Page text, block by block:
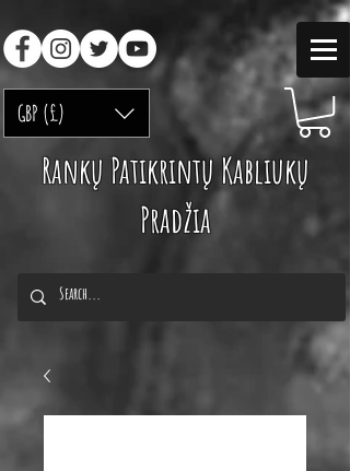
GBP (£)
Rankų Patikrintų Kabliukų
Pradžia